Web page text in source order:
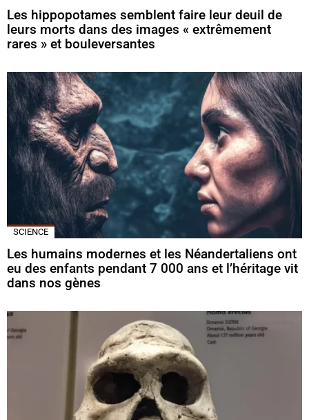
Les hippopotames semblent faire leur deuil de
leurs morts dans des images « extrêmement
rares » et bouleversantes
SCIENCE
Les humains modernes et les Néandertaliens ont
eu des enfants pendant 7 000 ans et l’héritage vit
dans nos gènes